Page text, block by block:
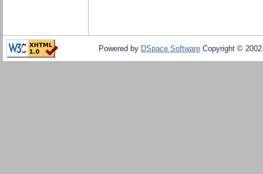
Powered by DSpace Software Copyright ©